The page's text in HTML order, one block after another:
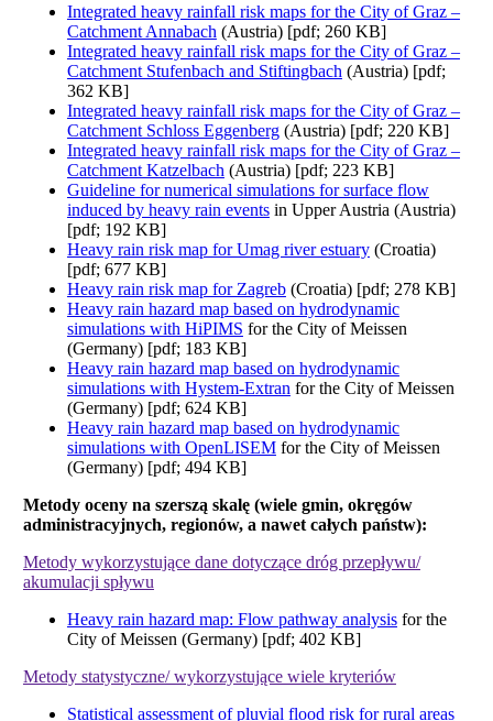
Integrated heavy rainfall risk maps for the City of Graz –
Catchment Annabach (Austria) [pdf; 260 KB]
Integrated heavy rainfall risk maps for the City of Graz –
Catchment Stufenbach and Stiftingbach (Austria) [pdf;
362 KB]
Integrated heavy rainfall risk maps for the City of Graz –
Catchment Schloss Eggenberg(Austria) [pdf; 220 KB]
Integrated heavy rainfall risk maps for the City of Graz –
Catchment Katzelbach (Austria) [pdf; 223 KB]
Guideline for numerical simulations for surface flow
induced by heavy rain eventsin Upper Austria (Austria)
[pdf; 192 KB]
Heavy rain risk map for Umag river estuary(Croatia)
[pdf; 677 KB]
Heavy rain risk map for Zagreb(Croatia) [pdf; 278 KB]
Heavy rain hazard map based on hydrodynamic
simulations with HiPIMS for the City of Meissen
(Germany) [pdf; 183 KB]
Heavy rain hazard map based on hydrodynamic
simulations with Hystem-Extran for the City of Meissen
(Germany) [pdf; 624 KB]
Heavy rain hazard map based on hydrodynamic
simulations with OpenLISEMfor the City of Meissen
(Germany) [pdf; 494 KB]
Metody oceny na szerszą skalę (wiele gmin, okręgów
administracyjnych, regionów, a nawet całych państw):
Metody wykorzystujące dane dotyczące dróg przepływu/
akumulacji spływu
Heavy rain hazard map: Flow pathway analysisfor the
City of Meissen (Germany) [pdf; 402 KB]
Metody statystyczne/ wykorzystujące wiele kryteriów
Statistical assessment of pluvial flood risk for rural areas